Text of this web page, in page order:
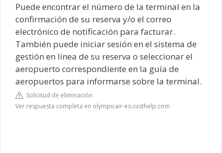
Puede encontrar el número de la terminal en la
confirmación de su reserva y/o el correo
electrónico de notificación para facturar.
También puede iniciar sesión en el sistema de
gestión en línea de su reserva o seleccionar el
aeropuerto correspondiente en la guía de
aeropuertos para informarse sobre la terminal.
Solicitud de eliminación
Ver respuesta completa en olympicair-es.custhelp.com